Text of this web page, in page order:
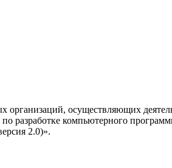
осуществляющих
разработке компьютерного
2.0)».